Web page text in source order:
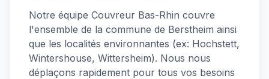
Notre équipe Couvreur Bas-Rhin couvre
l'ensemble de la commune de Berstheim ainsi
que les localités environnantes (ex: Hochstett,
Wintershouse, Wittersheim). Nous nous
déplaçons rapidement pour tous vos besoins